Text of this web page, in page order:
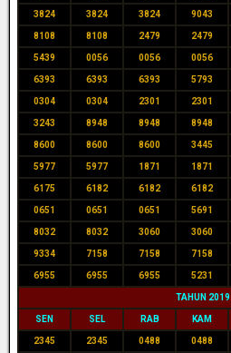
3824 3824 3824 9043
8108 8108 2479 2479
5439 0056 0056 0056
6393 6393 6393 5793
0304 0304 2301 2301
3243 8948 8948 8948
8600 8600 8600 3445
5977 5977 1871 1871
6175 6182 6182 6182
0651 0651 0651 5691
8032 8032 3060 3060
9334 7158 7158 7158
6955 6955 6955 5231
TAHUN 2019
SEN SEL RAB KAM
2345 2345 0488 0488